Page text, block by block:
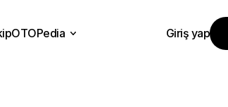
OTOPedia
Giriş yap